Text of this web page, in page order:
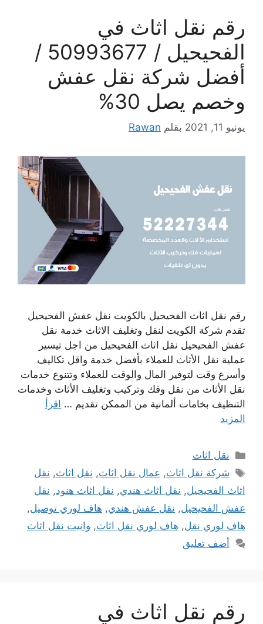
رقم نقل اثاث في
الفحيحيل / 50993677 /
أفضل شركة نقل عفش
وخصم يصل 30%
يونيو 11, 2021 بقلم Rawan
رقم نقل اثاث الفحيحيل بالكويت نقل عفش الفحيحيل
تقدم شركة الكويت لنقل وتغليف الاثاث خدمة نقل
عفش الفحيحيل نقل اثاث الفحيحيل من اجل تيسير
عملية نقل الأثاث للعملاء بأفضل خدمة واقل تكاليف
وأسرع وقت لتوفير المال والوقت للعملاء وتتنوع خدمات
نقل الأثاث من نقل وفك وتركيب وتغليف الأثاث وخدمات
التنظيف بخامات ألمانية من الممكن تقديم … اقرأ
المزيد
التصنيفات
نقل اثاث
الوسوم
شركة نقل اثاث, عمال نقل اثاث, نقل اثاث, نقل
اثاث الفحيحيل, نقل اثاث هندي, نقل اثاث هنود, نقل
عفش الفحيحيل, نقل عفش هندي, هاف لوري توصيل,
هاف لوري نقل, هاف لوري نقل اثاث, وانيت نقل اثاث
أضف تعليق
رقم نقل اثاث في